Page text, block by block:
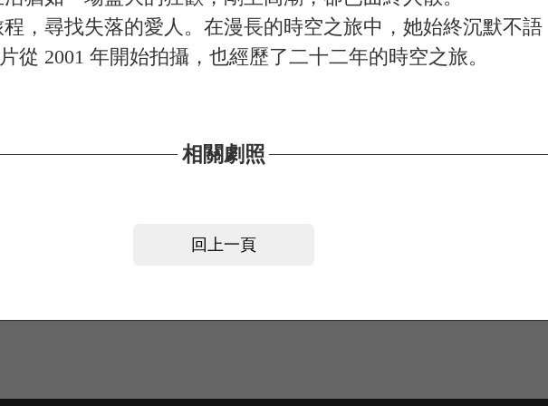
，尋找失落的愛人。在漫長的時空之旅中，她始終沉默不語
從 2001 年開始拍攝，也經歷了二十二年的時空之旅。
相關劇照
回上一頁